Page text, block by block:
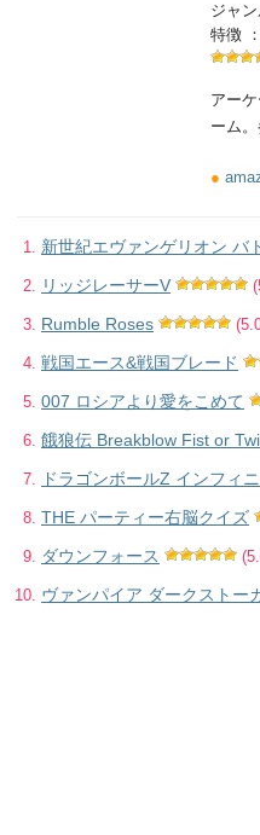
ジャン
特徴 ：
アー
ーム
●
新世紀エヴァンゲリオン バ
リッジレーサーV
Rumble Roses
戦国エース&戦国ブレード
007 ロシアより愛をこめて
餓狼伝 Breakblow Fist or
ドラゴンボールZ インフィ
THE パーティー右脳クイズ
ダウンフォース
ヴァンパイア ダークストー